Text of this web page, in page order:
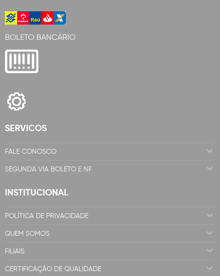
BOLETO BANCÁRIO
SERVICOS
FALE CONOSCO
SEGUNDA VIA BOLETO E NF
INSTITUCIONAL
POLÍTICA DE PRIVACIDADE
QUEM SOMOS
FILIAIS
CERTIFICAÇÃO DE QUALIDADE